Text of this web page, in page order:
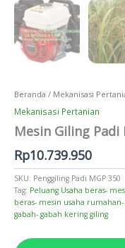
Beranda / Mekanisasi
Mekanisasi Pertanian
Mesin Giling Padi
Rp10.739.950
SKU: Penggiling Padi MGP 350
Tag: Peluang Usaha beras-
beras- mesin usaha
gabah- gabah kering giling